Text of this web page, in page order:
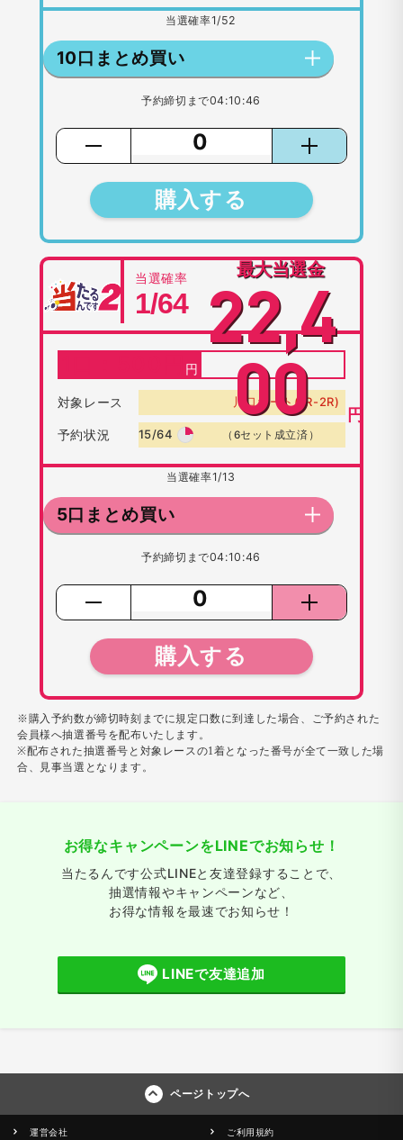
当選確率1/52
10口まとめ買い
予約締切まで04:10:46
購入する
当選確率
1/64
最大当選金
22,4
00
円
対象レース 川口オート(1R-2R)
予約状況 15/64 （6セット成立済）
当選確率1/13
5口まとめ買い
予約締切まで04:10:46
購入する
※購入予約数が締切時刻までに規定口数に到達した場合、ご予約された
会員様へ抽選番号を配布いたします。
※配布された抽選番号と対象レースの1着となった番号が全て一致した場
合、見事当選となります。
お得なキャンペーンをLINEでお知らせ！
当たるんです公式LINEと友達登録することで、
抽選情報やキャンペーンなど、
お得な情報を最速でお知らせ！
LINEで友達追加
ページトップへ
運営会社 ご利用規約